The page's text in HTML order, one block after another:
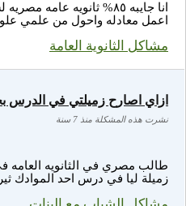
اعمل معادله واحول من علمي
مشاكل الثانوية العامة
طالب مصري في الثانويه العامه
زميلة ليا في درس احد الموادك
ازاي اصارح زميلتي في الدرس
نشرت هذه المشكلة منذ 7 سنة